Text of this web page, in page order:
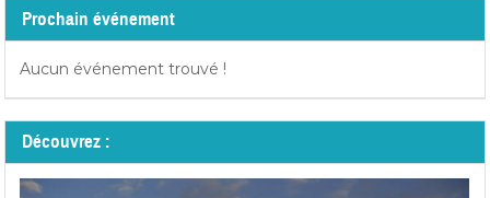
Prochain événement
Aucun événement trouvé !
Découvrez :